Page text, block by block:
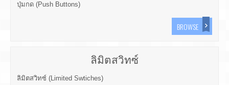
ปุ่มกด (Push Buttons)
BROWSE
ลิมิตสวิทซ์
ลิมิตสวิทซ์ (Limited Swtiches)